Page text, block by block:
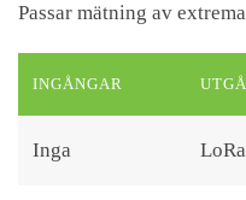
Passar mätning av
INGÅNGAR
Inga LoRa